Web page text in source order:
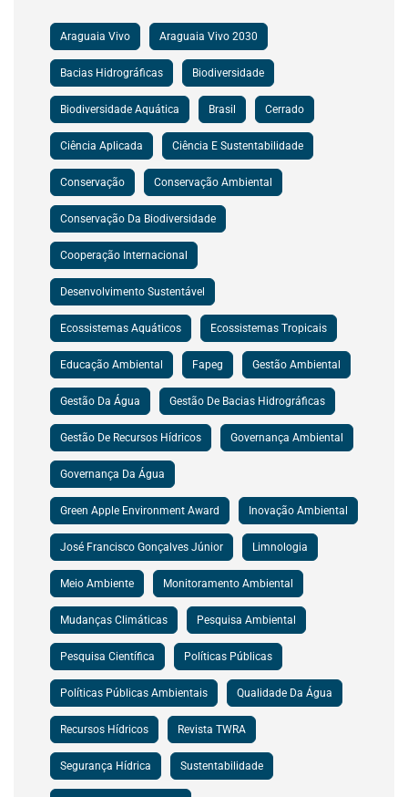
Araguaia Vivo Araguaia Vivo 2030
Bacias Hidrográficas Biodiversidade
Biodiversidade Aquática Brasil Cerrado
Ciência Aplicada Ciência E Sustentabilidade
Conservação Conservação Ambiental
Conservação Da Biodiversidade
Cooperação Internacional
Desenvolvimento Sustentável
Ecossistemas Aquáticos Ecossistemas Tropicais
Educação Ambiental Fapeg Gestão Ambiental
Gestão Da Água Gestão De Bacias Hidrográficas
Gestão De Recursos Hídricos Governança Ambiental
Governança Da Água
Green Apple Environment Award Inovação Ambiental
José Francisco Gonçalves Júnior Limnologia
Meio Ambiente Monitoramento Ambiental
Mudanças Climáticas Pesquisa Ambiental
Pesquisa Científica Políticas Públicas
Políticas Públicas Ambientais Qualidade Da Água
Recursos Hídricos Revista TWRA
Segurança Hídrica Sustentabilidade